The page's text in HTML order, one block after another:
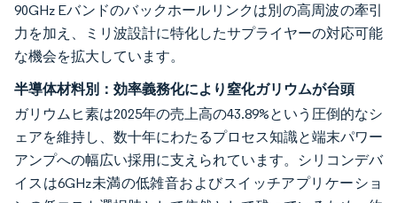
90GHz Eバンドのバックホールリンクは別の高周波の牽引
力を加え、ミリ波設計に特化したサプライヤーの対応可能
な機会を拡大しています。
半導体材料別：効率義務化により窒化ガリウムが台頭
ガリウムヒ素は2025年の売上高の43.89%という圧倒的なシ
ェアを維持し、数十年にわたるプロセス知識と端末パワー
アンプへの幅広い採用に支えられています。シリコンデバ
イスは6GHz未満の低雑音およびスイッチアプリケーショ